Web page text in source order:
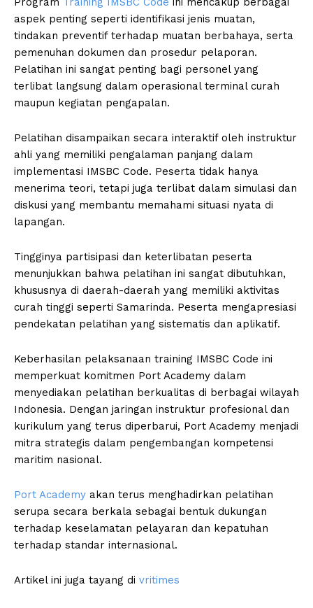
aspek penting seperti identifikasi jenis muatan,
tindakan preventif terhadap muatan berbahaya, serta
pemenuhan dokumen dan prosedur pelaporan.
Pelatihan ini sangat penting bagi personel yang
terlibat langsung dalam operasional terminal curah
maupun kegiatan pengapalan.
Pelatihan disampaikan secara interaktif oleh instruktur
ahli yang memiliki pengalaman panjang dalam
implementasi IMSBC Code. Peserta tidak hanya
menerima teori, tetapi juga terlibat dalam simulasi dan
diskusi yang membantu memahami situasi nyata di
lapangan.
Tingginya partisipasi dan keterlibatan peserta
menunjukkan bahwa pelatihan ini sangat dibutuhkan,
khususnya di daerah-daerah yang memiliki aktivitas
curah tinggi seperti Samarinda. Peserta mengapresiasi
pendekatan pelatihan yang sistematis dan aplikatif.
Keberhasilan pelaksanaan training IMSBC Code ini
memperkuat komitmen Port Academy dalam
menyediakan pelatihan berkualitas di berbagai wilayah
Indonesia. Dengan jaringan instruktur profesional dan
kurikulum yang terus diperbarui, Port Academy menjadi
mitra strategis dalam pengembangan kompetensi
maritim nasional.
Port Academy akan terus menghadirkan pelatihan
serupa secara berkala sebagai bentuk dukungan
terhadap keselamatan pelayaran dan kepatuhan
terhadap standar internasional.
Artikel ini juga tayang di vritimes